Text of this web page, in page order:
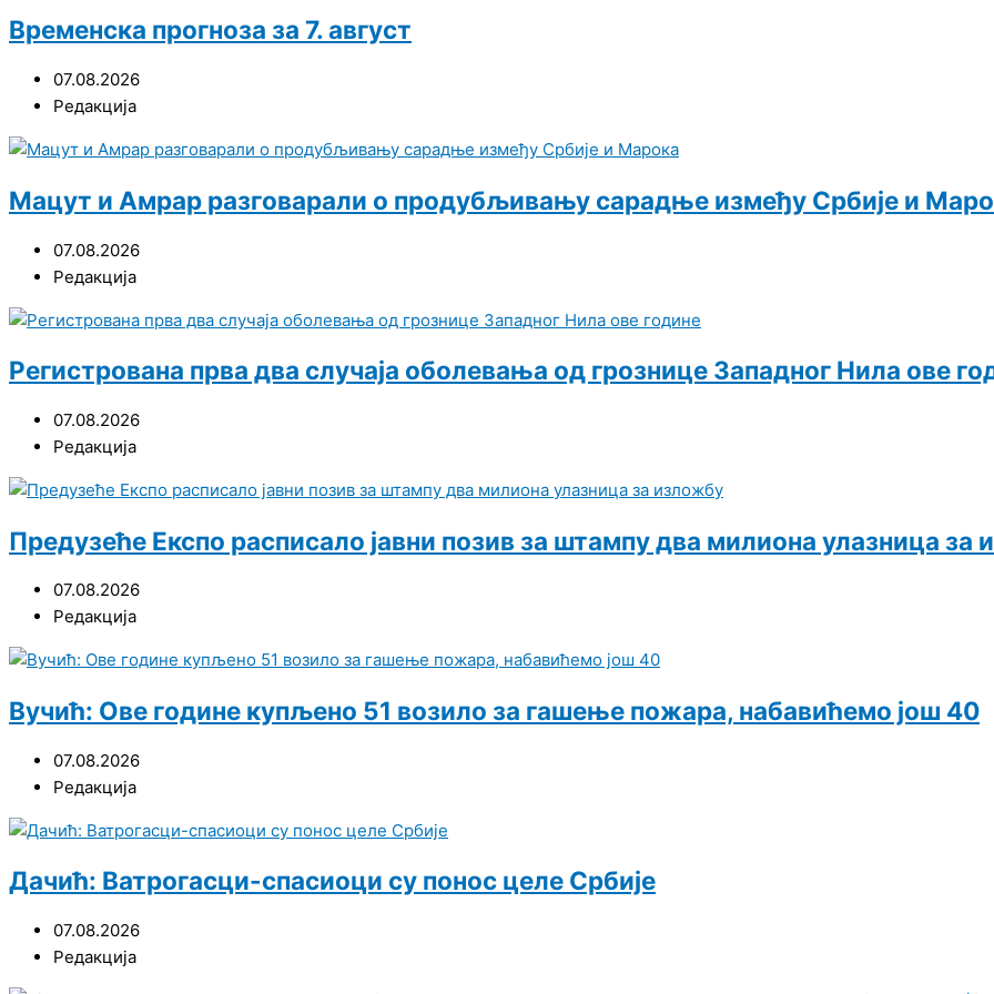
Временска прогноза за 7. август
07.08.2026
Редакција
Мацут и Амрар разговарали о продубљивању сарадње између Србије и
07.08.2026
Редакција
Регистрована прва два случаја оболевања од грознице Западног Нила ове
07.08.2026
Редакција
Предузеће Експо расписало јавни позив за штампу два милиона улазница за
07.08.2026
Редакција
Вучић: Ове године купљено 51 возило за гашење пожара, набавићемо још 40
07.08.2026
Редакција
Дачић: Ватрогасци-спасиоци су понос целе Србије
07.08.2026
Редакција